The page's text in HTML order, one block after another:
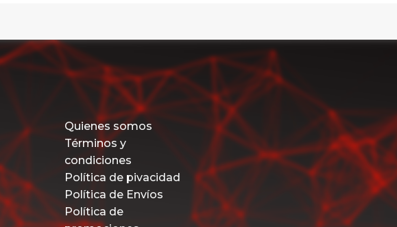
Quienes somos
Términos y
condiciones
Política de pivacidad
Política de Envíos
Política de